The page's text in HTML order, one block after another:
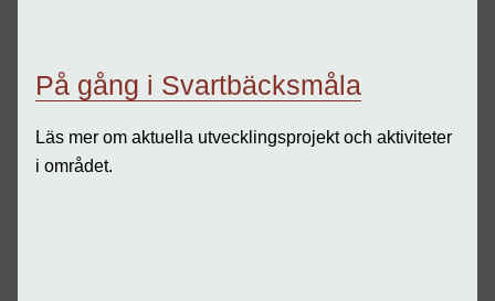
På gång i Svartbäcksmåla
Läs mer om aktuella utvecklingsprojekt och aktiviteter
i området.